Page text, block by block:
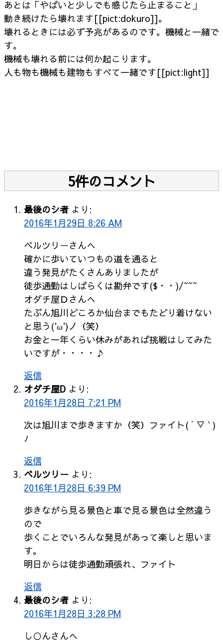
あとは「やばいと少しでも感じたら止まること」
動き続けたら壊れます[[pict:dokuro]]。
壊れるときには必ず予兆があるのです。機械と一緒で
す。
機械も壊れる前には何か起こります。
人も物も機械も建物もすべて一緒です[[pict:light]]
5件のコメント
最後のシ者 より:
2016年1月29日 8:26 AM
ベルツリーさんへ
確かに歩いていつもの道を通ると
違う発見がたくさんありましたが
徒歩通勤はしばらくは勘弁です($・・)/~~~
オダチ屋Ｄさんへ
たぶん旭川どころか仙台までもたどり着けない
と思う('ω')ノ（笑）
お金と一年くらい休みがあれば挑戦はしてみた
いですが・・・・♪
返信
オダチ屋D より:
2016年1月28日 7:21 PM
次は旭川まで歩きますか（笑）ファイト( ´ ▽ ` )
ﾉ
返信
ベルツリー より:
2016年1月28日 6:39 PM
歩きながら見る景色と車で見る景色は全然違う
ので
歩くことでいろんな発見があって楽しと思いま
す。
明日からは徒歩通勤頑張れ、ファイト
返信
最後のシ者 より:
2016年1月28日 3:28 PM
し○んさんへ